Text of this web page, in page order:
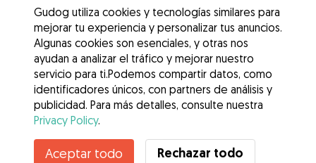
Gudog utiliza cookies y tecnologías similares para
mejorar tu experiencia y personalizar tus anuncios.
Algunas cookies son esenciales, y otras nos
ayudan a analizar el tráfico y mejorar nuestro
servicio para ti.Podemos compartir datos, como
identificadores únicos, con partners de análisis y
publicidad. Para más detalles, consulte nuestra
Privacy Policy.
Aceptar todo Rechazar todo